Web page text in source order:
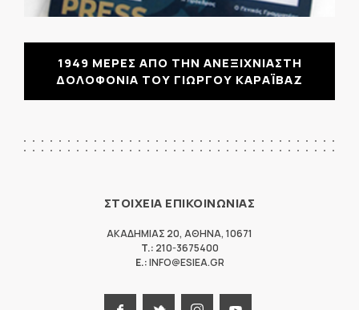
1949 ΜΕΡΕΣ ΑΠΟ ΤΗΝ ΑΝΕΞΙΧΝΙΑΣΤΗ
ΔΟΛΟΦΟΝΙΑ ΤΟΥ ΓΙΩΡΓΟΥ ΚΑΡΑΪΒΑΖ
ΣΤΟΙΧΕΙΑ ΕΠΙΚΟΙΝΩΝΙΑΣ
ΑΚΑΔΗΜΙΑΣ 20, ΑΘΗΝΑ, 10671
T.: 210-3675400
E.:INFO@ESIEA.GR